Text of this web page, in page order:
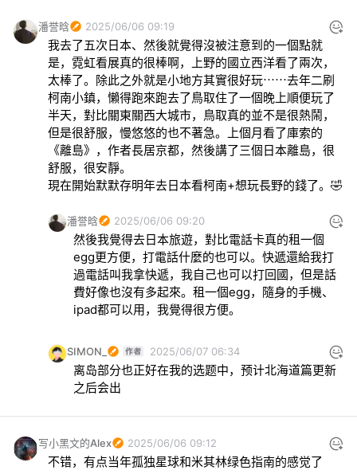
潘誉晗 2025/06/06 09:19
我去了五次日本、然後就覺得沒被注意到的一個點就
是，霓虹看展真的很棒啊，上野的國立西洋看了兩次，
太棒了。除此之外就是小地方其實很好玩⋯⋯去年二刷
柯南小鎮，懶得跑來跑去了鳥取住了一個晚上順便玩了
半天，對比關東關西大城市，鳥取真的並不是很熱鬧，
但是很舒服，慢悠悠的也不著急。上個月看了庫索的
《離島》，作者長居京都，然後講了三個日本離島，很
舒服，很安靜。
現在開始默默存明年去日本看柯南+想玩長野的錢了。🤣
潘誉晗 2025/06/06 09:20
然後我覺得去日本旅遊，對比電話卡真的租一個
egg更方便，打電話什麼的也可以。快遞還給我打
過電話叫我拿快遞，我自己也可以打回國，但是話
費好像也沒有多起來。租一個egg，隨身的手機、
ipad都可以用，我覺得很方便。
SIMON_ 2025/06/07 06:34
离岛部分也正好在我的选题中，预计北海道篇更新
之后会出
写小黑文的Alex 2025/06/06 09:12
不错，有点当年孤独星球和米其林绿色指南的感觉了